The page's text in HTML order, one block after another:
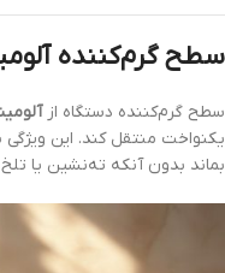
سطح گرم‌کننده
سطح گرم‌کننده دستگاه از
یکنواخت منتقل کند. این
بماند بدون آنکه ته‌نشین یا